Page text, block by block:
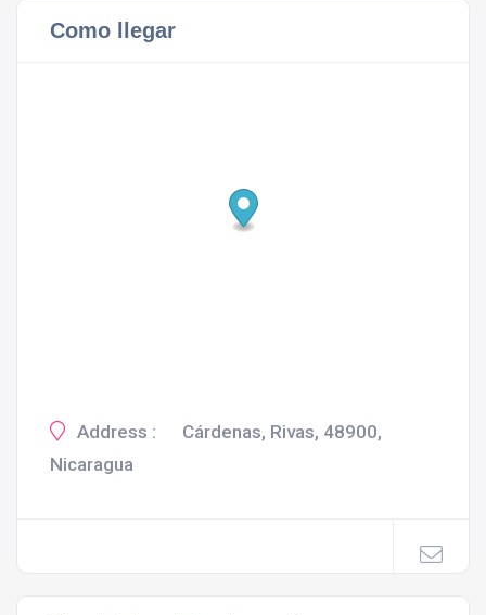
Como llegar
Address :
Cárdenas, Rivas, 48900,
Nicaragua